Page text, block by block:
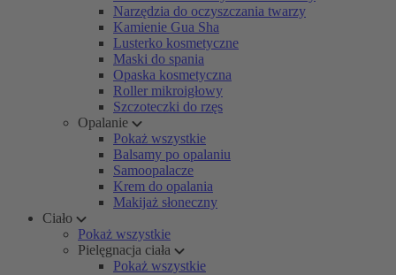
Narzędzia do oczyszczania twarzy
Kamienie Gua Sha
Lusterko kosmetyczne
Maski do spania
Opaska kosmetyczna
Roller mikroigłowy
Szczoteczki do rzęs
Opalanie
Pokaż wszystkie
Balsamy po opalaniu
Samoopalacze
Krem do opalania
Makijaż słoneczny
Ciało
Pokaż wszystkie
Pielęgnacja ciała
Pokaż wszystkie